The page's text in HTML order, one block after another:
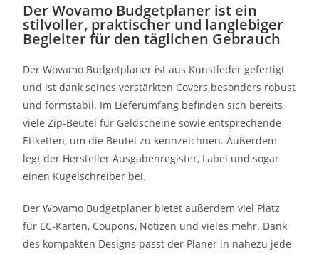
Der Wovamo Budgetplaner ist ein
stilvoller, praktischer und langlebiger
Begleiter für den täglichen Gebrauch
Der Wovamo Budgetplaner ist aus Kunstleder gefertigt
und ist dank seines verstärkten Covers besonders robust
und formstabil. Im Lieferumfang befinden sich bereits
viele Zip-Beutel für Geldscheine sowie entsprechende
Etiketten, um die Beutel zu kennzeichnen. Außerdem
legt der Hersteller Ausgabenregister, Label und sogar
einen Kugelschreiber bei.
Der Wovamo Budgetplaner bietet außerdem viel Platz
für EC-Karten, Coupons, Notizen und vieles mehr. Dank
des kompakten Designs passt der Planer in nahezu jede